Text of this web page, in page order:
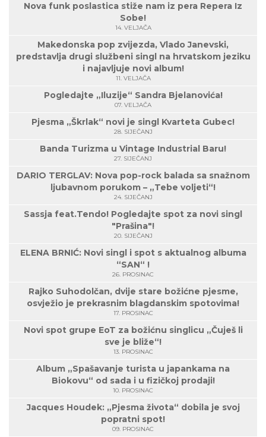
Nova funk poslastica stiže nam iz pera Repera Iz
Sobe!
14. VELJAČA
Makedonska pop zvijezda, Vlado Janevski,
predstavlja drugi službeni singl na hrvatskom jeziku
i najavljuje novi album!
11. VELJAČA
Pogledajte „Iluzije“ Sandra Bjelanovića!
07. VELJAČA
Pjesma „Škrlak“ novi je singl Kvarteta Gubec!
28. SIJEČANJ
Banda Turizma u Vintage Industrial Baru!
27. SIJEČANJ
DARIO TERGLAV: Nova pop-rock balada sa snažnom
ljubavnom porukom – „Tebe voljeti“!
24. SIJEČANJ
Sassja feat.Tendo! Pogledajte spot za novi singl
"Prašina"!
20. SIJEČANJ
ELENA BRNIĆ: Novi singl i spot s aktualnog albuma
“SAN“ !
26. PROSINAC
Rajko Suhodolčan, dvije stare božićne pjesme,
osvježio je prekrasnim blagdanskim spotovima!
17. PROSINAC
Novi spot grupe EoT za božićnu singlicu „Čuješ li
sve je bliže“!
13. PROSINAC
Album „Spašavanje turista u japankama na
Biokovu“ od sada i u fizičkoj prodaji!
10. PROSINAC
Jacques Houdek: „Pjesma života“ dobila je svoj
popratni spot!
09. PROSINAC